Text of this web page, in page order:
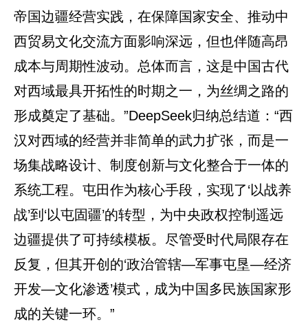
帝国边疆经营实践，在保障国家安全、推动中
西贸易文化交流方面影响深远，但也伴随高昂
成本与周期性波动。总体而言，这是中国古代
对西域最具开拓性的时期之一，为丝绸之路的
形成奠定了基础。”DeepSeek归纳总结道：“西
汉对西域的经营并非简单的武力扩张，而是一
场集战略设计、制度创新与文化整合于一体的
系统工程。屯田作为核心手段，实现了‘以战养
战’到‘以屯固疆’的转型，为中央政权控制遥远
边疆提供了可持续模板。尽管受时代局限存在
反复，但其开创的‘政治管辖—军事屯垦—经济
开发—文化渗透’模式，成为中国多民族国家形
成的关键一环。”